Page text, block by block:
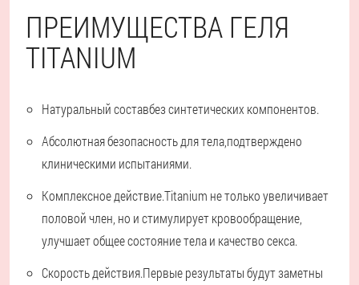
ПРЕИМУЩЕСТВА ГЕЛЯ
TITANIUM
Натуральный составбез синтетических компонентов.
Абсолютная безопасность для тела,подтверждено
клиническими испытаниями.
Комплексное действие.Titanium не только увеличивает
половой член, но и стимулирует кровообращение,
улучшает общее состояние тела и качество секса.
Скорость действия.Первые результаты будут заметны